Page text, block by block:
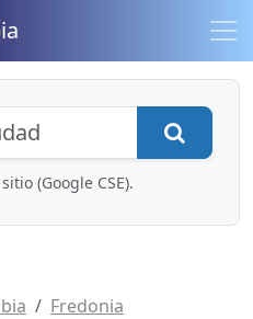
y contenidos
(Google CSE).
Fredonia